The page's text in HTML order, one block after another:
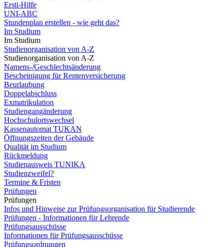
Ersti-Hilfe
UNI-ABC
Stundenplan erstellen - wie geht das?
Im Studium
Im Studium
Studienorganisation von A-Z
Studienorganisation von A-Z
Namens-/Geschlechtsänderung
Bescheinigung für Rentenversicherung
Beurlaubung
Doppelabschluss
Exmatrikulation
Studiengangänderung
Hochschulortswechsel
Kassenautomat TUKAN
Öffnungszeiten der Gebäude
Qualität im Studium
Rückmeldung
Studienausweis TUNIKA
Studienzweifel?
Termine & Fristen
Prüfungen
Prüfungen
Infos und Hinweise zur Prüfungsorganisation für Studierende
Prüfungen - Informationen für Lehrende
Prüfungsausschüsse
Informationen für Prüfungsausschüsse
Prüfungsordnungen